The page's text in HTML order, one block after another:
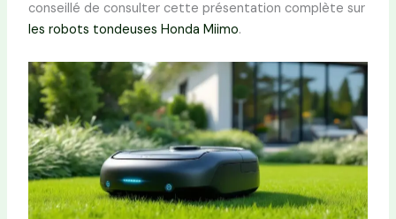
conseillé de consulter cette présentation complète sur
les robots tondeuses Honda Miimo.